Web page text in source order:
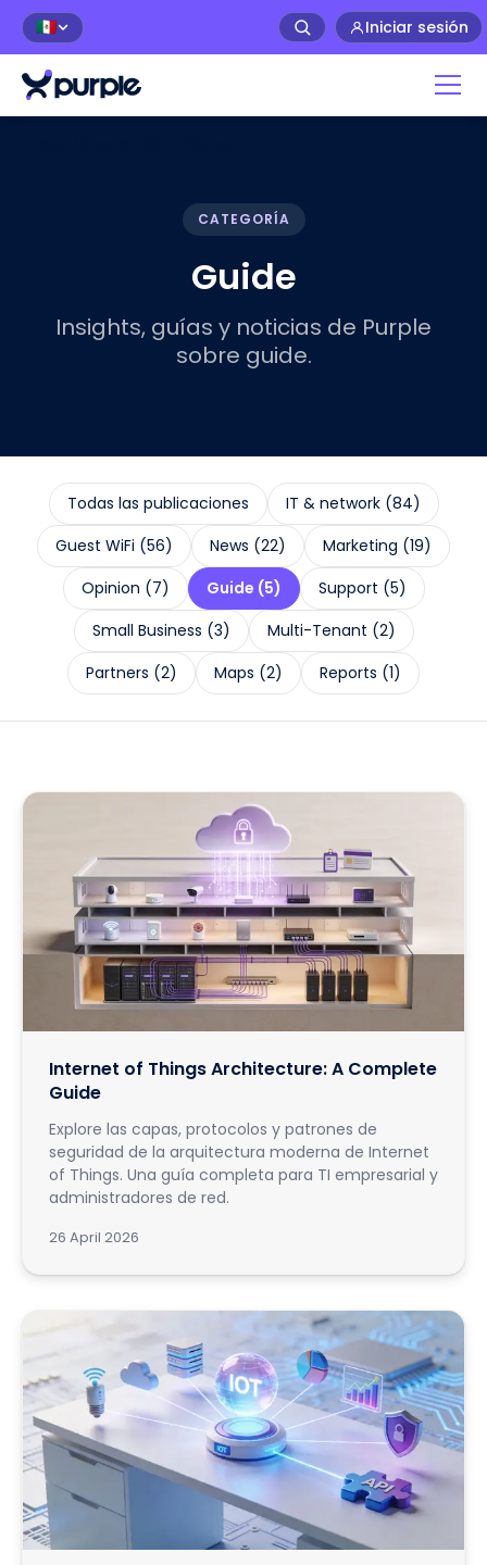
🇲🇽 Iniciar sesión
CATEGORÍA
Guide
Insights, guías y noticias de Purple
sobre guide.
Todas las publicaciones IT & network(84)
Guest WiFi (56) News (22) Marketing (19)
Opinion (7) Guide (5) Support (5)
Small Business (3) Multi-Tenant (2)
Partners (2) Maps (2) Reports (1)
Internet of Things Architecture: A Complete
Guide
Explore las capas, protocolos y patrones de
seguridad de la arquitectura moderna de Internet
of Things. Una guía completa para TI empresarial y
administradores de red.
26 April 2026